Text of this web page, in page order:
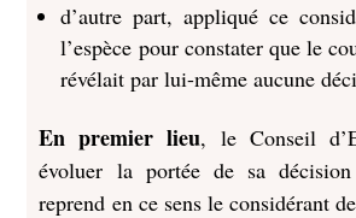
d’autre part, appliqué ce
l’espèce pour constater que le
révélait par lui-même aucune
En premier lieu, le Conseil
évoluer la portée de sa
reprend en ce sens le considérant